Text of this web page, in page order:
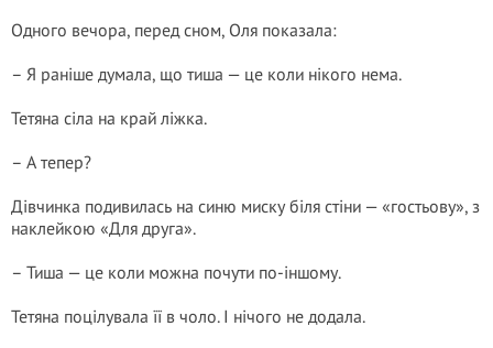
Одного вечора, перед сном, Оля показала:
– Я раніше думала, що тиша — це коли нікого нема.
Тетяна сіла на край ліжка.
– А тепер?
Дівчинка подивилась на синю миску біля стіни — «гостьову», з
наклейкою «Для друга».
– Тиша — це коли можна почути по-іншому.
Тетяна поцілувала її в чоло. І нічого не додала.